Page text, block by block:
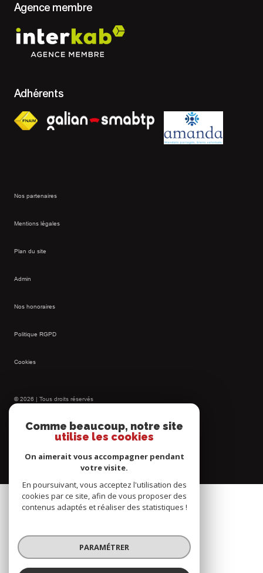
Agence membre
Adhérents
Nos partenaires
Mentions légales
Plan du site
Admin
Nos honoraires
Politique RGPD
Cookies
© 2026 | Tous droits réservés
Réalisé par
Comme beaucoup, notre site
utilise les cookies
On aimerait vous accompagner pendant
votre visite.
En poursuivant, vous acceptez l'utilisation des
cookies par ce site, afin de vous proposer des
contenus adaptés et réaliser des statistiques !
PARAMÉTRER